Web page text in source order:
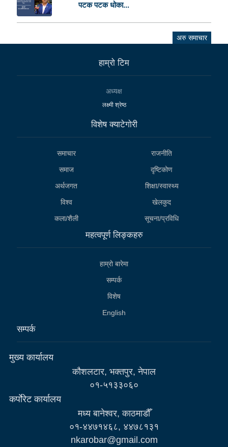
पटक पटक धोका...
अरु समाचार
हाम्राे टिम
अध्यक्ष
लक्ष्मी श्रेष्ठ
विशेष क्याटेगाेरी
समाचार
राजनीति
समाज
दृष्टिकोण
अर्थजगत
शिक्षा/स्वास्थ्य
विश्व
खेलकुद
कला/शैली
सूचना/प्रविधि
महत्वपूर्ण लिङ्कहरु
हाम्राे बारेमा
सम्पर्क
विशेष
English
सम्पर्क
मुख्य कार्यालय
कौशलटार, भक्तपुर, नेपाल
०१-५१३३०६०
कर्पाेरेट कार्यालय
मध्य बानेश्वर, काठमाडौँ
०१-४४७१४६८, ४४७८१३१
nkarobar@gmail.com